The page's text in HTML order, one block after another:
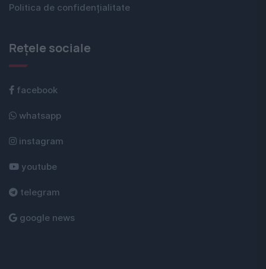
Politica de confidențialitate
Rețele sociale
facebook
whatsapp
instagram
youtube
telegram
google news